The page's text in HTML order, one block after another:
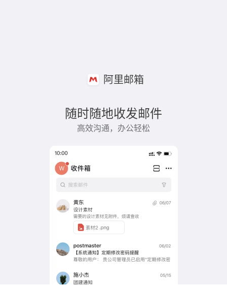
阿里邮箱
随时随地收发邮件
高效沟通，办公轻松